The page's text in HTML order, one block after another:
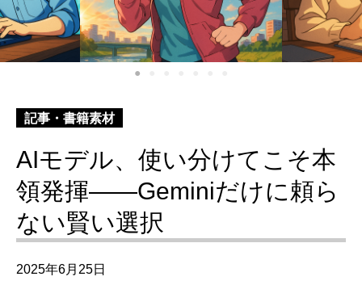
●
記事・書籍素材
AIモデル、使い分けてこそ本
領発揮――Geminiだけに頼ら
ない賢い選択
2025年6月25日